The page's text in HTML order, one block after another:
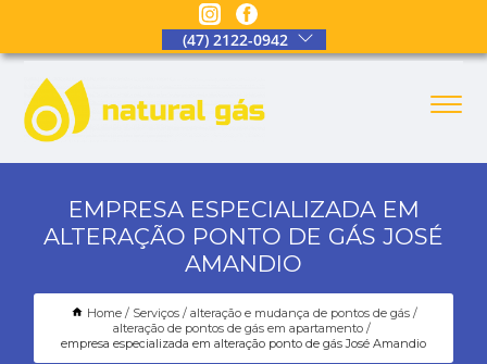
(47) 2122-0942
EMPRESA ESPECIALIZADA EM
ALTERAÇÃO PONTO DE GÁS JOSÉ
AMANDIO
Home Serviços
alteração e mudança de pontos de gás
alteração de pontos de gás em apartamento
empresa especializada em alteração ponto de gás José Amandio